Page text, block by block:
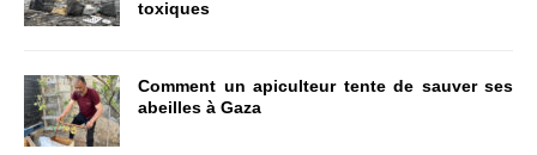
toxiques
Comment un apiculteur tente de sauver ses
abeilles à Gaza